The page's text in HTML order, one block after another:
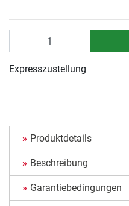
Expresszustellung
Produktdetails
Beschreibung
Garantiebedingungen